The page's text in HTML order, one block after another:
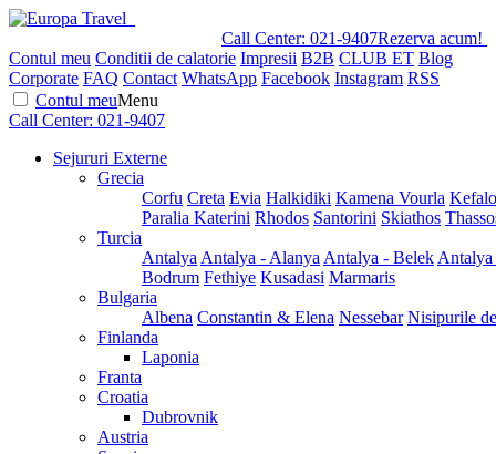
Call Center: 021-9407Rezerva acum!
Contul meu Conditii de calatorie Impresii B2B CLUB ET Blog
Corporate FAQ Contact WhatsApp Facebook Instagram RSS
Contul meuMenu
Call Center: 021-9407
Sejururi Externe
Grecia
Corfu Creta Evia Halkidiki Kamena Vourla
Paralia Katerini Rhodos Santorini Skiathos
Turcia
Antalya Antalya - Alanya Antalya - Belek
Bodrum Fethiye Kusadasi Marmaris
Bulgaria
Albena Constantin & Elena Nessebar Nisipurile
Finlanda
Laponia
Franta
Croatia
Dubrovnik
Austria